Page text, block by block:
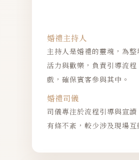
婚禮主持人
主持人是婚禮的靈魂，為整
活力與歡樂，負責引導流程
戲，確保賓客參與其中。
婚禮司儀
司儀專注於流程引導與宣
有條不紊，較少涉及現場互